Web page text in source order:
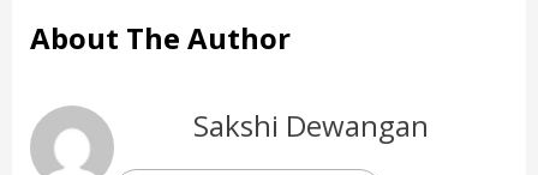
About The Author
Sakshi Dewangan